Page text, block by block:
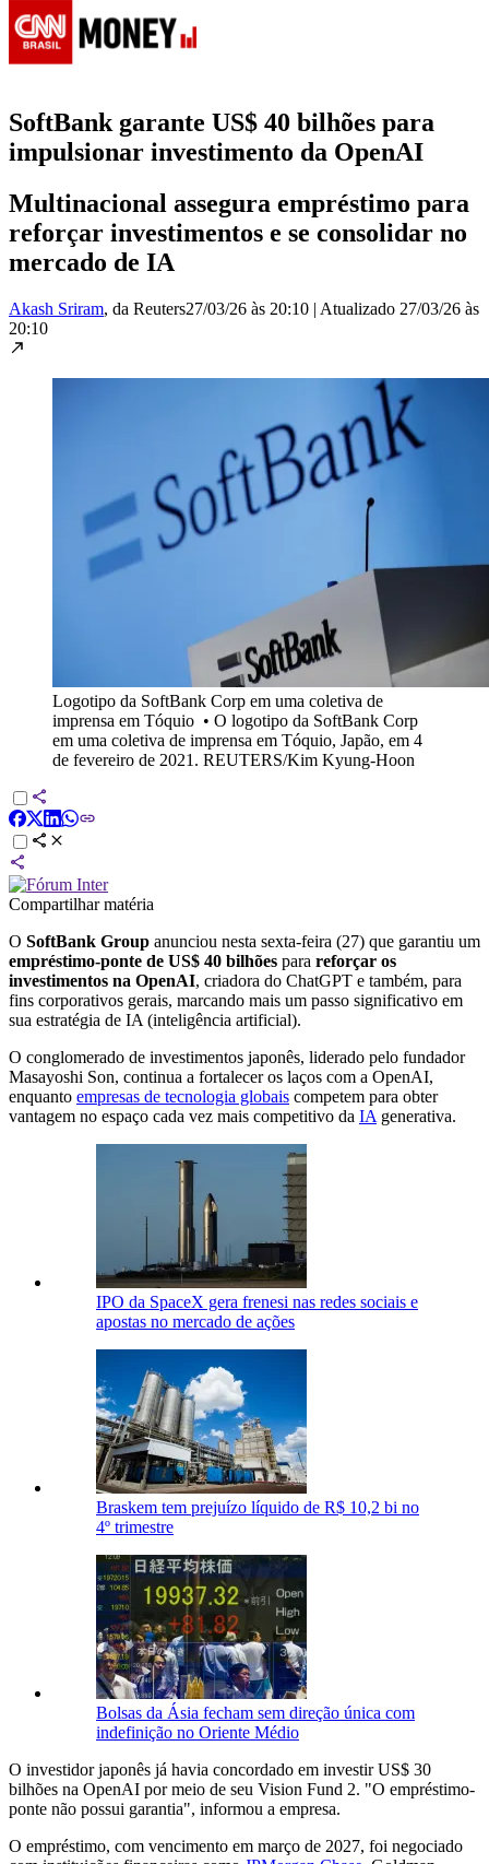
SoftBank garante US$ 40 bilhões para
impulsionar investimento da OpenAI
Multinacional assegura empréstimo para
reforçar investimentos e se consolidar no
mercado de IA
Akash Sriram, da Reuters27/03/26 às 20:10 | Atualizado 27/03/26 às
20:10
Logotipo da SoftBank Corp em uma coletiva de
imprensa em Tóquio • O logotipo da SoftBank Corp
em uma coletiva de imprensa em Tóquio, Japão, em 4
de fevereiro de 2021. REUTERS/Kim Kyung-Hoon
Compartilhar matéria
O SoftBank Group anunciou nesta sexta-feira (27) que garantiu um
empréstimo-ponte de US$ 40 bilhões para reforçar os
investimentos na OpenAI, criadora do ChatGPT e também, para
fins corporativos gerais, marcando mais um passo significativo em
sua estratégia de IA (inteligência artificial).
O conglomerado de investimentos japonês, liderado pelo fundador
Masayoshi Son, continua a fortalecer os laços com a OpenAI,
enquanto empresas de tecnologia globais competem para obter
vantagem no espaço cada vez mais competitivo da IA ​​generativa.
IPO da SpaceX gera frenesi nas redes sociais e
apostas no mercado de ações
Braskem tem prejuízo líquido de R$ 10,2 bi no
4º trimestre
Bolsas da Ásia fecham sem direção única com
indefinição no Oriente Médio
O investidor japonês já havia concordado em investir US$ 30
bilhões na OpenAI por meio de seu Vision Fund 2. "O empréstimo-
ponte não possui garantia", informou a empresa.
O empréstimo, com vencimento em março de 2027, foi negociado